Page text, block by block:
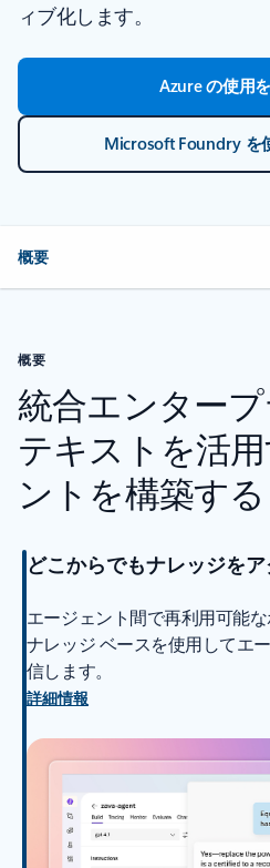
ィブ化します。
Azure の使用
Microsoft Foundry を
概要
概要
統合エンター
テキストを活
ントを構築する
どこからでもナレッジを
エージェント間で再利用可能
ナレッジ ベースを使用してエ
信します。
詳細情報